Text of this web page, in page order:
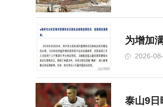
为增加
2026-
泰山9日